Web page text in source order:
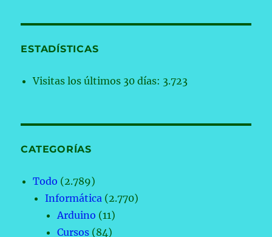
ESTADÍSTICAS
Visitas los últimos 30 días: 3.723
CATEGORÍAS
Todo (2.789)
Informática (2.770)
Arduino (11)
Cursos (84)